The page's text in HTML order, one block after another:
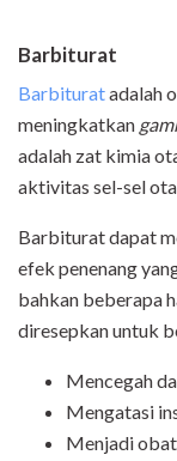
Barbiturat
Barbituratadalah
meningkatkan
adalah zat kimia
aktivitas sel-sel
Barbiturat dapat
efek penenang
bahkan beberapa
diresepkan untuk
Mencegah
Mengatasi
Menjadi